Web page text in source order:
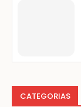
CATEGORIAS